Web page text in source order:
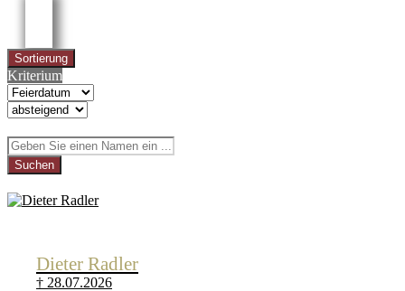
Sortierung
Kriterium
Suchen
Dieter Radler
† 28.07.2026